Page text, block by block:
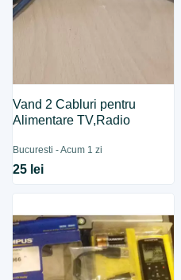
Vand 2 Cabluri pentru
Alimentare TV,Radio
Bucuresti - Acum 1 zi
25 lei